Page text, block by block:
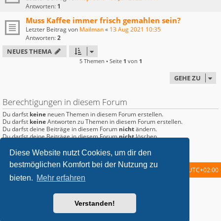
Diese Website nutzt Cookies, um dir den
bestmöglichen Komfort bei der Nutzung zu
bieten. Mehr erfahren
Verstanden!
Antworten: 1
Muss Kaffee immer frisch gemahlen sein?
Letzter Beitrag von Mailman« 13 Aug 2021 10:35
Antworten:2
NEUES THEMA
5 Themen • Seite 1 von 1
GEHE ZU
Berechtigungen in diesem Forum
Du darfst keine neuen Themen in diesem Forum erstellen.
Du darfst keineAntworten zu Themen in diesem Forum erstellen.
Du darfst deine Beiträge in diesem Forum nichtändern.
Du darfst deine Beiträge in diesem Forumnichtlöschen.
Startseite Foren-Übersicht Alle Zeiten sind UTC+02:00
Powered by
® Forum Software © phpBB Limited
Deutsche Übersetzung durch
Datenschutz|Nutzungsbedingungen